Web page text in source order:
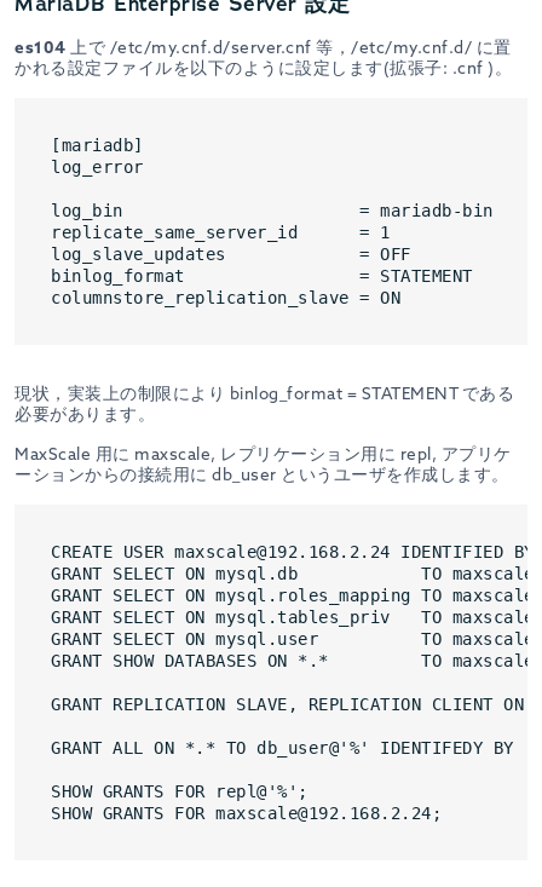
es104 上で /etc/my.cnf.d/server.cnf 等，/etc/my.cnf.d/ に置
かれる設定ファイルを以下のように設定します(拡張子: .cnf )。
[mariadb]
log_error
log_bin                       = mariadb-bin
replicate_same_server_id      = 1
log_slave_updates             = OFF
binlog_format                 = STATEMENT
現状，実装上の制限により binlog_format = STATEMENT である
必要があります。
MaxScale 用に maxscale, レプリケーション用に repl, アプリケ
ーションからの接続用に db_user というユーザを作成します。
CREATE USER maxscale@192.168.2.24 IDENTIFIED
GRANT SELECT ON mysql.db            TO
GRANT SELECT ON mysql.roles_mapping TO
GRANT SELECT ON mysql.tables_priv   TO
GRANT SELECT ON mysql.user          TO
GRANT SHOW DATABASES ON *.*         TO
GRANT REPLICATION SLAVE, REPLICATION
GRANT ALL ON *.* TO db_user@'%' IDENTIFEDY BY
SHOW GRANTS FOR repl@'%';